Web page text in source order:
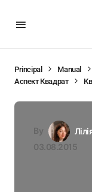
Principal Manual
Аспект Квадрат
By
03.08.2015